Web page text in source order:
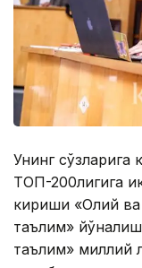
Унинг сўзларига
ТОП-200лигига
кириши «Олий
таълим»
таълим» миллий